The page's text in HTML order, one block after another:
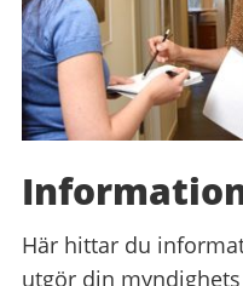
Här hittar du
utgör din